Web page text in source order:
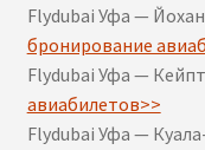
Flydubai Уфа —
бронирование
Flydubai Уфа —
авиабилетов>>
Flydubai Уфа —